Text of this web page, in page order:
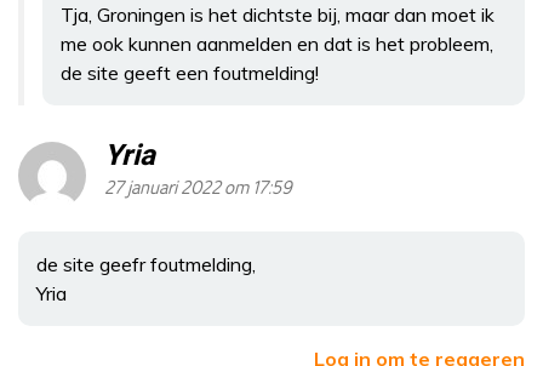
Tja, Groningen is het dichtste bij, maar dan moet ik
me ook kunnen aanmelden en dat is het probleem,
de site geeft een foutmelding!
Yria
27 januari 2022 om 17:59
de site geefr foutmelding,
Yria
Log in om te reageren